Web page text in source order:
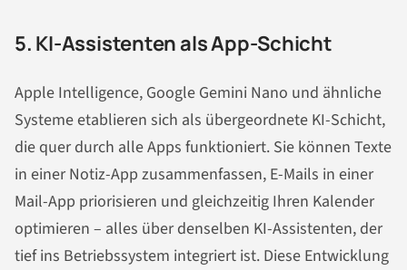
5. KI-Assistenten als App-Schicht
Apple Intelligence, Google Gemini Nano und ähnliche
Systeme etablieren sich als übergeordnete KI-Schicht,
die quer durch alle Apps funktioniert. Sie können Texte
in einer Notiz-App zusammenfassen, E-Mails in einer
Mail-App priorisieren und gleichzeitig Ihren Kalender
optimieren – alles über denselben KI-Assistenten, der
tief ins Betriebssystem integriert ist. Diese Entwicklung